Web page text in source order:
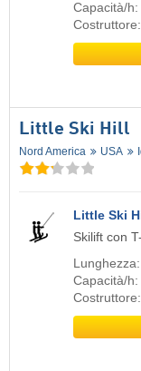
Capacità/
Little Ski Hill
Nord America USA
Little Ski
Skilift con
Capacità/